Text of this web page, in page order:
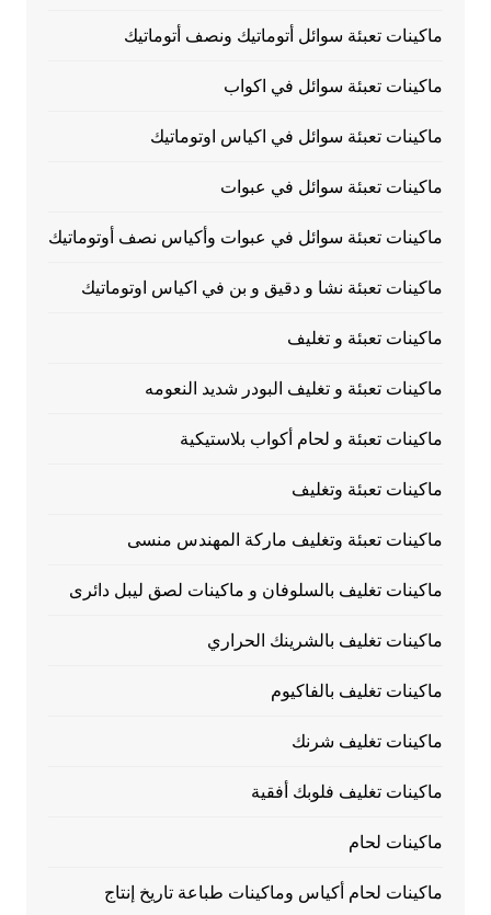
ماكينات تعبئة سوائل أتوماتيك ونصف أتوماتيك
ماكينات تعبئة سوائل في اكواب
ماكينات تعبئة سوائل في اكياس اوتوماتيك
ماكينات تعبئة سوائل في عبوات
ماكينات تعبئة سوائل في عبوات وأكياس نصف أوتوماتيك
ماكينات تعبئة نشا و دقيق و بن في اكياس اوتوماتيك
ماكينات تعبئة و تغليف
ماكينات تعبئة و تغليف البودر شديد النعومه
ماكينات تعبئة و لحام أكواب بلاستيكية
ماكينات تعبئة وتغليف
ماكينات تعبئة وتغليف ماركة المهندس منسى
ماكينات تغليف بالسلوفان و ماكينات لصق ليبل دائرى
ماكينات تغليف بالشرينك الحراري
ماكينات تغليف بالفاكيوم
ماكينات تغليف شرنك
ماكينات تغليف فلوبك أفقية
ماكينات لحام
ماكينات لحام أكياس وماكينات طباعة تاريخ إنتاج